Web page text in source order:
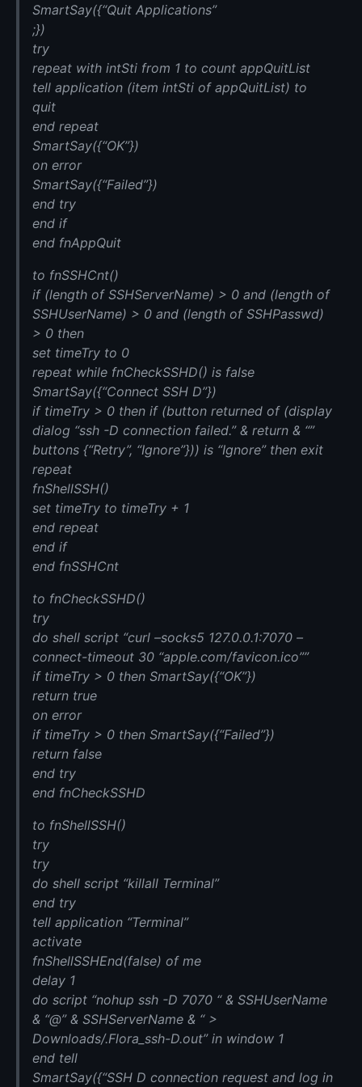
SmartSay({“Quit Applications”
;})
try
repeat with intSti from 1 to count appQuitList
tell application (item intSti of appQuitList) to
quit
end repeat
SmartSay({“OK”})
on error
SmartSay({“Failed”})
end try
end if
end fnAppQuit
to fnSSHCnt()
if (length of SSHServerName) > 0 and (length of
SSHUserName) > 0 and (length of SSHPasswd)
> 0 then
set timeTry to 0
repeat while fnCheckSSHD() is false
SmartSay({“Connect SSH D”})
if timeTry > 0 then if (button returned of (display
dialog “ssh -D connection failed.” & return & “”
buttons {“Retry”, “Ignore”})) is “Ignore” then exit
repeat
fnShellSSH()
set timeTry to timeTry + 1
end repeat
end if
end fnSSHCnt
to fnCheckSSHD()
try
do shell script “curl –socks5 127.0.0.1:7070 –
connect-timeout 30 “apple.com/favicon.ico””
if timeTry > 0 then SmartSay({“OK”})
return true
on error
if timeTry > 0 then SmartSay({“Failed”})
return false
end try
end fnCheckSSHD
to fnShellSSH()
try
try
do shell script “killall Terminal”
end try
tell application “Terminal”
activate
fnShellSSHEnd(false) of me
delay 1
do script “nohup ssh -D 7070 “ & SSHUserName
& “@” & SSHServerName & “ >
Downloads/.Flora_ssh-D.out” in window 1
end tell
SmartSay({“SSH D connection request and log in